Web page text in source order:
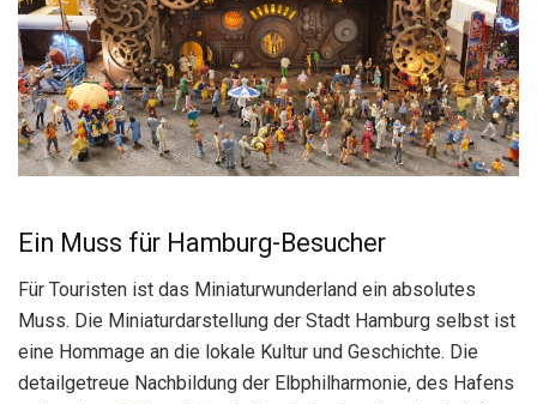
Ein Muss für Hamburg-Besucher
Für Touristen ist das Miniaturwunderland ein absolutes
Muss. Die Miniaturdarstellung der Stadt Hamburg selbst ist
eine Hommage an die lokale Kultur und Geschichte. Die
detailgetreue Nachbildung der Elbphilharmonie, des Hafens